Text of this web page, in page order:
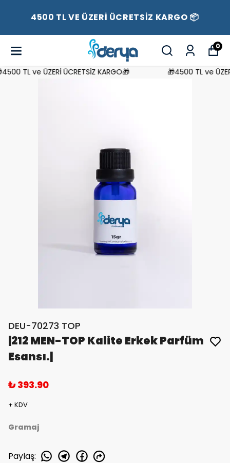
4500 TL VE ÜZERİ ÜCRETSİZ KARGO 📦
0
TL ve ÜZERİ ÜCRETSİZ KARGO🎁 🎁4500 TL ve
DEU-70273 TOP
|212 MEN-TOP Kalite Erkek Parfüm
Esansı.|
₺ 393.90
+ KDV
Gramaj
Paylaş: